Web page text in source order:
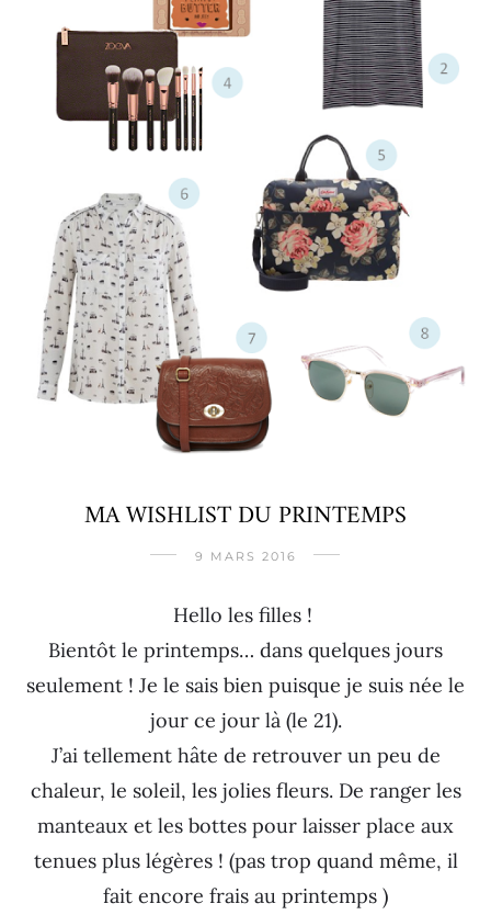
MA WISHLIST DU PRINTEMPS
9 MARS 2016
Hello les filles !
Bientôt le printemps… dans quelques jours
seulement ! Je le sais bien puisque je suis née le
jour ce jour là (le 21).
J’ai tellement hâte de retrouver un peu de
chaleur, le soleil, les jolies fleurs. De ranger les
manteaux et les bottes pour laisser place aux
tenues plus légères ! (pas trop quand même, il
fait encore frais au printemps )